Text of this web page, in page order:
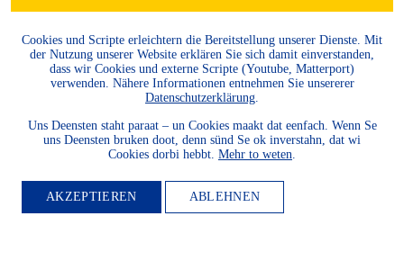
Cookies und Scripte erleichtern die Bereitstellung unserer Dienste. Mit
der Nutzung unserer Website erklären Sie sich damit einverstanden,
dass wir Cookies und externe Scripte (Youtube, Matterport)
verwenden. Nähere Informationen entnehmen Sie unsererer
Datenschutzerklärung
Uns Deensten staht paraat – un Cookies maakt dat eenfach. Wenn Se
uns Deensten bruken doot, denn sünd Se ok inverstahn, dat wi
Cookies dorbi hebbt. Mehr to weten
AKZEPTIEREN ABLEHNEN